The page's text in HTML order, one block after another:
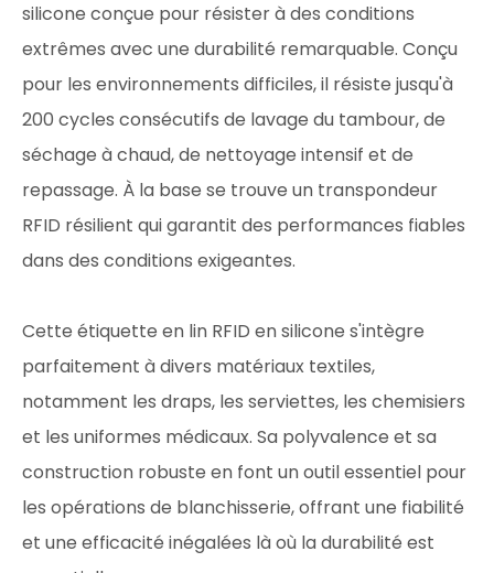
silicone conçue pour résister à des conditions
extrêmes avec une durabilité remarquable. Conçu
pour les environnements difficiles, il résiste jusqu'à
200 cycles consécutifs de lavage du tambour, de
séchage à chaud, de nettoyage intensif et de
repassage. À la base se trouve un transpondeur
RFID résilient qui garantit des performances fiables
dans des conditions exigeantes.
Cette étiquette en lin RFID en silicone s'intègre
parfaitement à divers matériaux textiles,
notamment les draps, les serviettes, les chemisiers
et les uniformes médicaux. Sa polyvalence et sa
construction robuste en font un outil essentiel pour
les opérations de blanchisserie, offrant une fiabilité
et une efficacité inégalées là où la durabilité est